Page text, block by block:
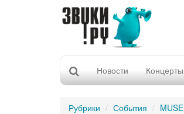
Новости Концерты
Рубрики События MUSE